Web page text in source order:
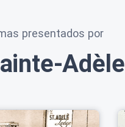
presentados por
Adèle